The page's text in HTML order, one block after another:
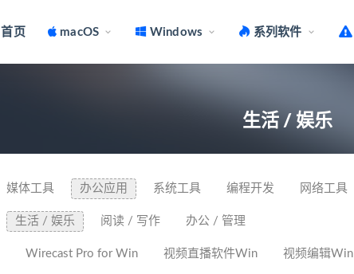
首页 macOS Windows 系列软件
生活 / 娱乐
媒体工具 办公应用 系统工具 编程开发 网络工具
生活 / 娱乐 阅读 / 写作 办公 / 管理
Wirecast Pro for Win 视频直播软件Win 视频编辑Win